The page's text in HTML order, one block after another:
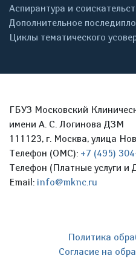
Аспирантура и
Дополнительное
Циклы тематического
ГБУЗ Московский
имени А. С. Логинова ДЗМ
111123, г. Москва, улица
Телефон (ОМС): +7 (495)
Телефон (Платные услуги и
Email: info@mknc.ru
Политика
Согласие на